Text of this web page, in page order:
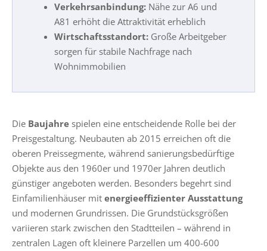
Verkehrsanbindung: Nähe zur A6 und
A81 erhöht die Attraktivität erheblich
Wirtschaftsstandort: Große Arbeitgeber
sorgen für stabile Nachfrage nach
Wohnimmobilien
Die Baujahre spielen eine entscheidende Rolle bei der
Preisgestaltung. Neubauten ab 2015 erreichen oft die
oberen Preissegmente, während sanierungsbedürftige
Objekte aus den 1960er und 1970er Jahren deutlich
günstiger angeboten werden. Besonders begehrt sind
Einfamilienhäuser mit energieeffizienter Ausstattung
und modernen Grundrissen. Die Grundstücksgrößen
variieren stark zwischen den Stadtteilen – während in
zentralen Lagen oft kleinere Parzellen um 400-600